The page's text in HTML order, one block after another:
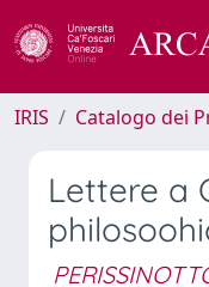
IRIS Catalogo dei
Lettere a